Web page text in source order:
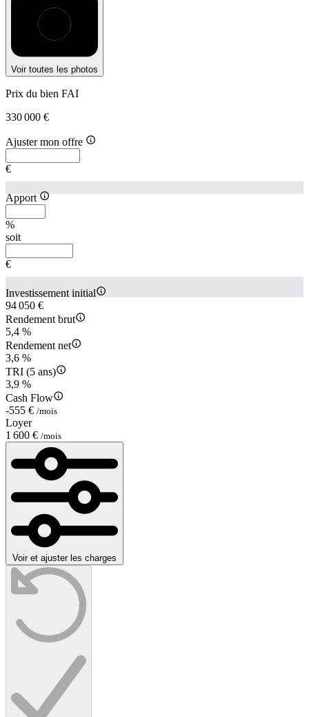
Voir toutes les photos
Prix du bien FAI
330 000 €
Ajuster mon offre
€
Apport
%
soit
€
Investissement initial
94 050 €
Rendement brut
5,4 %
Rendement net
3,6 %
TRI (5 ans)
3,9 %
Cash Flow
-555 € /mois
Loyer
1 600 € /mois
Voir et ajuster les charges